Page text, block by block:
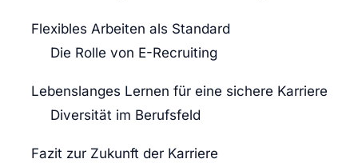
Flexibles Arbeiten als Standard
Die Rolle von E-Recruiting
Lebenslanges Lernen für eine sichere Karriere
Diversität im Berufsfeld
Fazit zur Zukunft der Karriere